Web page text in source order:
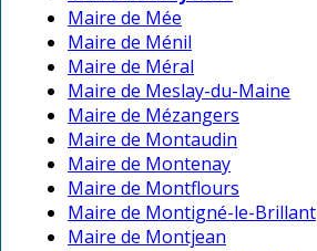
Maire de Mée
Maire de Ménil
Maire de Méral
Maire de Meslay-du-Maine
Maire de Mézangers
Maire de Montaudin
Maire de Montenay
Maire de Montflours
Maire de Montigné-le-Brillant
Maire de Montjean